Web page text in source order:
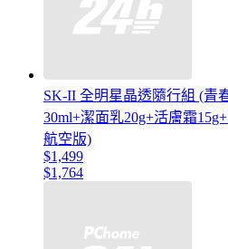
SK-II 全明星晶透隨行組 (青
30ml+潔面乳20g+活膚霜
航空版)
$1,499
$1,764